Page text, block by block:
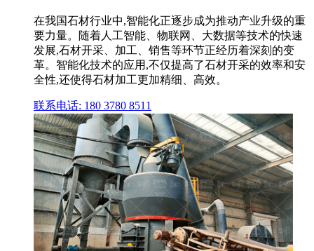
在我国石材行业中,智能化正逐步成为推动产业升级的重
要力量。随着人工智能、物联网、大数据等技术的快速
发展,石材开采、加工、销售等环节正经历着深刻的变
革。智能化技术的应用,不仅提高了石材开采的效率和安
全性,还使得石材加工更加精细、高效。
联系电话: 180 3780 8511